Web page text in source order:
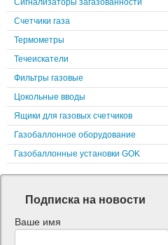
Сигнализаторы загазованности
Счетчики газа
Термометры
Течеискатели
Фильтры газовые
Цокольные вводы
Ящики для газовых счетчиков
Газобаллонное оборудование
Газобаллонные установки GOK
Подписка на новости
Ваше имя